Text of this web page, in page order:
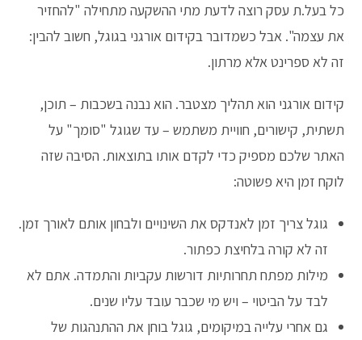
כל בעל.ת עסק רוצה לדעת מתי ההשקעה מתחילה "להחזיר
את עצמה". אבל כשמדובר בקידום אורגני בגוגל, חשוב להבין:
זה לא ספרינט אלא מרתון.
קידום אורגני הוא תהליך מצטבר. הוא נבנה בשכבות – תוכן,
תשתית, קישורים, חוויית משתמש – עד שגוגל "סומך" על
האתר שלכם מספיק כדי לקדם אותו בתוצאות. הסיבה שזה
לוקח זמן היא פשוטה:
גוגל צריך זמן לאנדקס את השינויים ולבחון אותם לאורך זמן.
זה לא קורה בלחיצת כפתור.
מילות מפתח תחרותיות דורשות עקביות והתמדה. אתם לא
לבד על הביטוי – ויש מי שכבר עובד עליו שנים.
גם אחרי עלייה במיקומים, גוגל בוחן את ההתנהגות של